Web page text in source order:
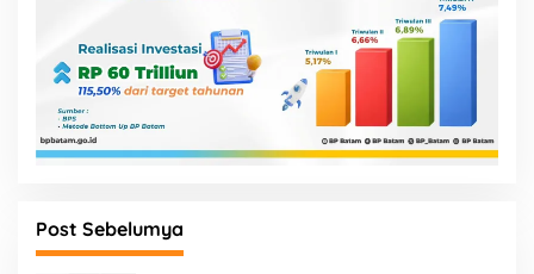
Post Sebelumya